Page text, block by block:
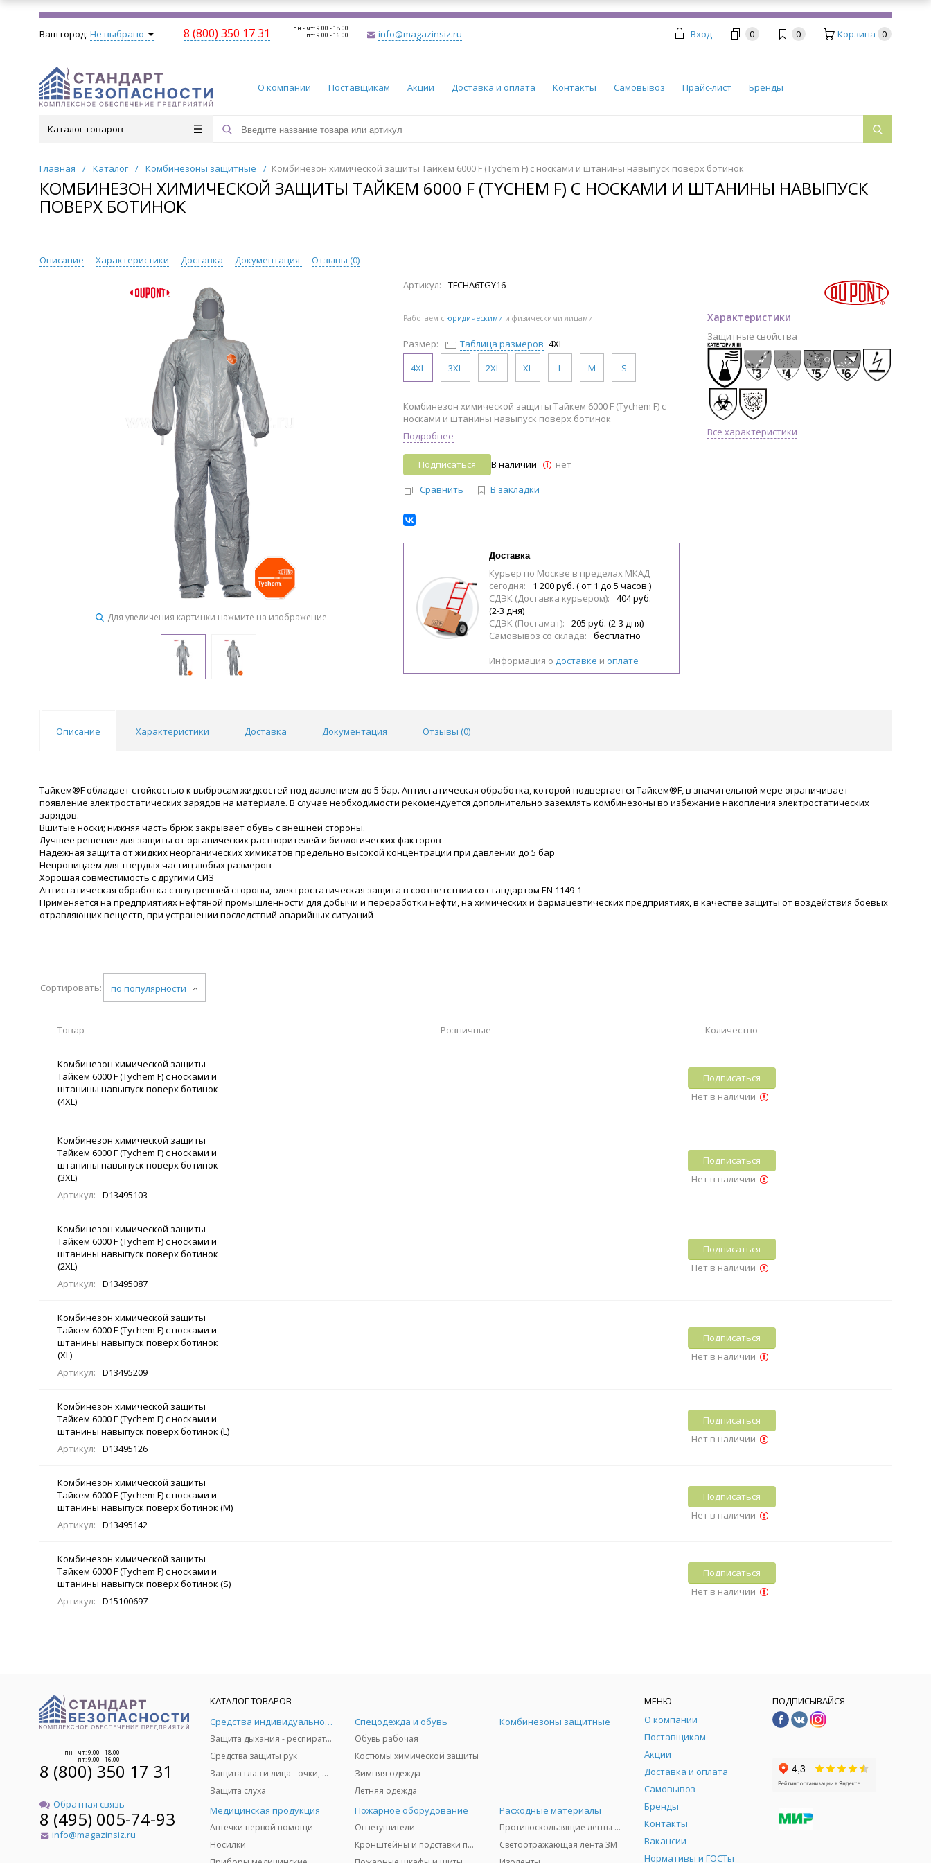
Ваш город: Не выбрано 8 (800) 350 17 31 пн - чт: 9.00 - 18.00
пт: 9.00 - 16.00 info@magazinsiz.ru Вход 0 0 Корзина 0
О компании Поставщикам Акции Доставка и оплата Контакты Самовывоз Прайс-лист Бренды
Каталог товаров
Главная / Каталог / Комбинезоны защитные / Комбинезон химической защиты Тайкем 6000 F (Tychem F) с носками и штанины навыпуск поверх ботинок
КОМБИНЕЗОН ХИМИЧЕСКОЙ ЗАЩИТЫ ТАЙКЕМ 6000 F (TYCHEM F) С НОСКАМИ И ШТАНИНЫ НАВЫПУСК
ПОВЕРХ БОТИНОК
Описание Характеристики Доставка Документация Отзывы (0)
Для увеличения картинки нажмите на изображение
Артикул: TFCHA6TGY16
Работаем с юридическими и физическими лицами
Размер: Таблица размеров 4XL
4XL
3XL 2XL XL L M S
Характеристики
Защитные свойства
Все характеристики
Комбинезон химической защиты Тайкем 6000 F (Tychem F) с
носками и штанины навыпуск поверх ботинок
Подробнее
Подписаться В наличии
нет
Сравнить
В закладки
Доставка
Курьер по Москве в пределах МКАД
сегодня:
1 200 руб. ( от 1 до 5 часов )
СДЭК (Доставка курьером):
404 руб.
(2-3 дня)
СДЭК (Постамат):
205 руб. (2-3 дня)
Самовывоз со склада:
бесплатно
Информация о доставке и оплате
Описание Характеристики Доставка Документация Отзывы (0)
Тайкем®F обладает стойкостью к выбросам жидкостей под давлением до 5 бар. Антистатическая обработка, которой подвергается Тайкем®F, в значительной мере ограничивает
появление электростатических зарядов на материале. В случае необходимости рекомендуется дополнительно заземлять комбинезоны во избежание накопления электростатических
зарядов.
Вшитые носки; нижняя часть брюк закрывает обувь с внешней стороны.
Лучшее решение для защиты от органических растворителей и биологических факторов
Надежная защита от жидких неорганических химикатов предельно высокой концентрации при давлении до 5 бар
Непроницаем для твердых частиц любых размеров
Хорошая совместимость с другими СИЗ
Антистатическая обработка с внутренней стороны, электростатическая защита в соответствии со стандартом EN 1149-1
Применяется на предприятиях нефтяной промышленности для добычи и переработки нефти, на химических и фармацевтических предприятиях, в качестве защиты от воздействия боевых
отравляющих веществ, при устранении последствий аварийных ситуаций
Сортировать: по популярности
Товар Розничные Количество
Комбинезон химической защиты
Тайкем 6000 F (Tychem F) с носками и
штанины навыпуск поверх ботинок
(4XL)
Подписаться
Нет в наличии
Комбинезон химической защиты
Тайкем 6000 F (Tychem F) с носками и
штанины навыпуск поверх ботинок
(3XL)
Артикул:
D13495103
Подписаться
Нет в наличии
Комбинезон химической защиты
Тайкем 6000 F (Tychem F) с носками и
штанины навыпуск поверх ботинок
(2XL)
Артикул:
D13495087
Подписаться
Нет в наличии
Комбинезон химической защиты
Тайкем 6000 F (Tychem F) с носками и
штанины навыпуск поверх ботинок
(XL)
Артикул:
D13495209
Подписаться
Нет в наличии
Комбинезон химической защиты
Тайкем 6000 F (Tychem F) с носками и
штанины навыпуск поверх ботинок (L)
Артикул:
D13495126
Подписаться
Нет в наличии
Комбинезон химической защиты
Тайкем 6000 F (Tychem F) с носками и
штанины навыпуск поверх ботинок (M)
Артикул:
D13495142
Подписаться
Нет в наличии
Комбинезон химической защиты
Тайкем 6000 F (Tychem F) с носками и
штанины навыпуск поверх ботинок (S)
Артикул:
D15100697
Подписаться
Нет в наличии
пн - чт: 9.00 - 18.00
пт: 9.00 - 16.00
8 (800) 350 17 31
Обратная связь
8 (495) 005-74-93
info@magazinsiz.ru
КАТАЛОГ ТОВАРОВ
Средства индивидуальной защиты
Защита дыхания - респираторы, противогазы, фильтры, дозиметры
Средства защиты рук
Защита глаз и лица - очки, щитки
Защита слуха
Спецодежда и обувь
Обувь рабочая
Костюмы химической защиты
Зимняя одежда
Летняя одежда
Комбинезоны защитные
Медицинская продукция
Аптечки первой помощи
Носилки
Пожарное оборудование
Огнетушители
Кронштейны и подставки под огнетушители
Расходные материалы
Противоскользящие ленты 3М
Светоотражающая лента 3M
МЕНЮ
О компании
Поставщикам
Акции
Доставка и оплата
Самовывоз
Бренды
Контакты
Вакансии
Нормативы и ГОСТы
ПОДПИСЫВАЙСЯ